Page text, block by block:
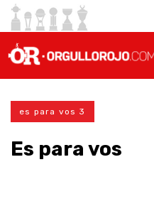
es para vos 3
Es para vos